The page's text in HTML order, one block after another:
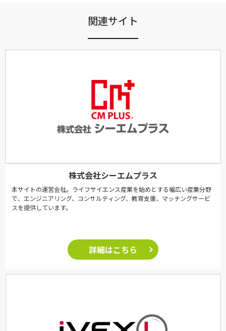
関連サイト
株式会社シーエムプラス
本サイトの運営会社。ライフサイエンス産業を始めとする幅広い産業分野
で、エンジニアリング、コンサルティング、教育支援、マッチングサービ
スを提供しています。
詳細はこちら